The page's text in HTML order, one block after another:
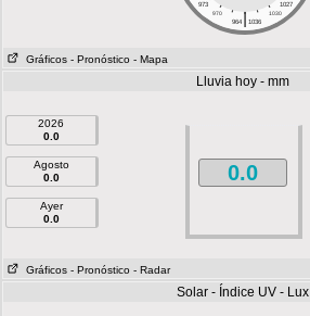
973
1027
970
1030
|
964 1036
Gráficos - Pronóstico - Mapa
Lluvia hoy - mm
2026
0.0
Agosto
0.0
Ayer
0.0
0.0
Gráficos - Pronóstico - Radar
Solar - Índice UV - Lux